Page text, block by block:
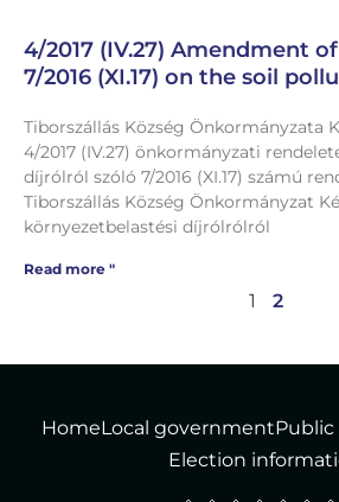
4/2017 (IV.27) Amendment
7/2016 (XI.17) on the soil
Tiborszállás Község Önkormányzata
4/2017 (IV.27) önkormányzati
díjrólról szóló 7/2016 (XI.17) számú
Tiborszállás Község Önkormányzat
környezetbelastési díjrólrólról
Read more "
1 2
HomeLocal governmentPublic
Election